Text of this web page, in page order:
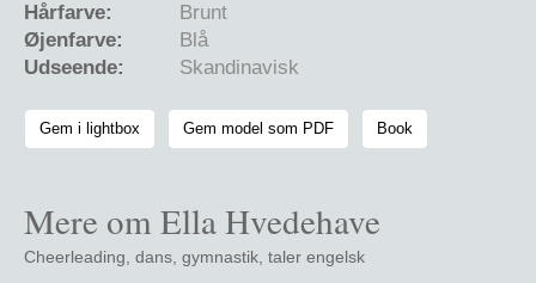
Hårfarve:
Brunt
Øjenfarve:
Blå
Udseende:
Skandinavisk
Gem i lightbox Gem model som PDF Book
Mere om Ella Hvedehave
Cheerleading, dans, gymnastik, taler engelsk